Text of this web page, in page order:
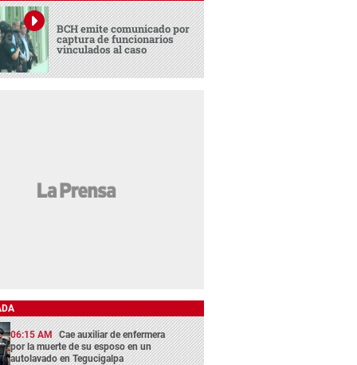
BCH emite comunicado por
captura de funcionarios
vinculados al caso
06:15 AM Cae auxiliar de enfermera
por la muerte de su esposo en un
autolavado en Tegucigalpa